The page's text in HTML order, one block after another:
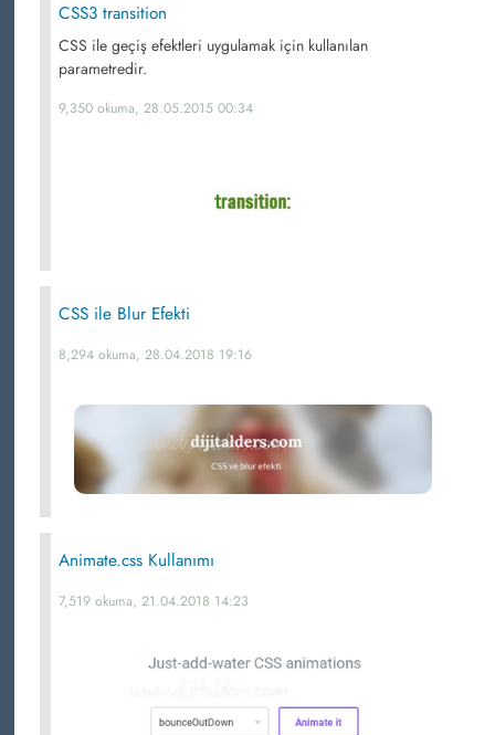
CSS3 transition
CSS ile geçiş efektleri uygulamak için kullanılan
parametredir.
9,350 okuma, 28.05.2015 00:34
CSS ile Blur Efekti
8,294 okuma, 28.04.2018 19:16
Animate.css Kullanımı
7,519 okuma, 21.04.2018 14:23